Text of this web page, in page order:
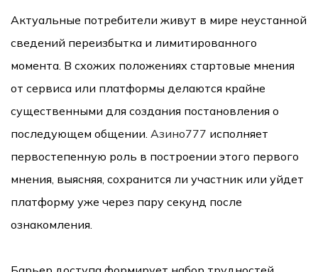
Актуальные потребители живут в мире неустанной
сведений переизбытка и лимитированного
момента. В схожих положениях стартовые мнения
от сервиса или платформы делаются крайне
существенными для создания постановления о
последующем общении. Азино777 исполняет
первостепенную роль в построении этого первого
мнения, выясняя, сохранится ли участник или уйдет
платформу уже через пару секунд после
ознакомления.